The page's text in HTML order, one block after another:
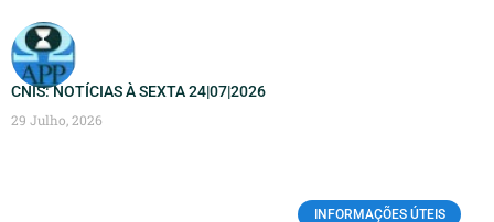
CNIS: NOTÍCIAS À SEXTA 24|07|2026
29 Julho, 2026
INFORMAÇÕES ÚTEIS